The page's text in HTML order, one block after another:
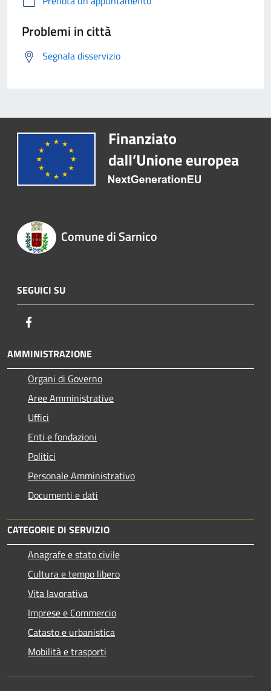
Problemi in città
Segnala disservizio
Comune di Sarnico
SEGUICI SU
AMMINISTRAZIONE
Organi di Governo
Aree Amministrative
Uffici
Enti e fondazioni
Politici
Personale Amministrativo
Documenti e dati
CATEGORIE DI SERVIZIO
Anagrafe e stato civile
Cultura e tempo libero
Vita lavorativa
Imprese e Commercio
Catasto e urbanistica
Mobilità e trasporti